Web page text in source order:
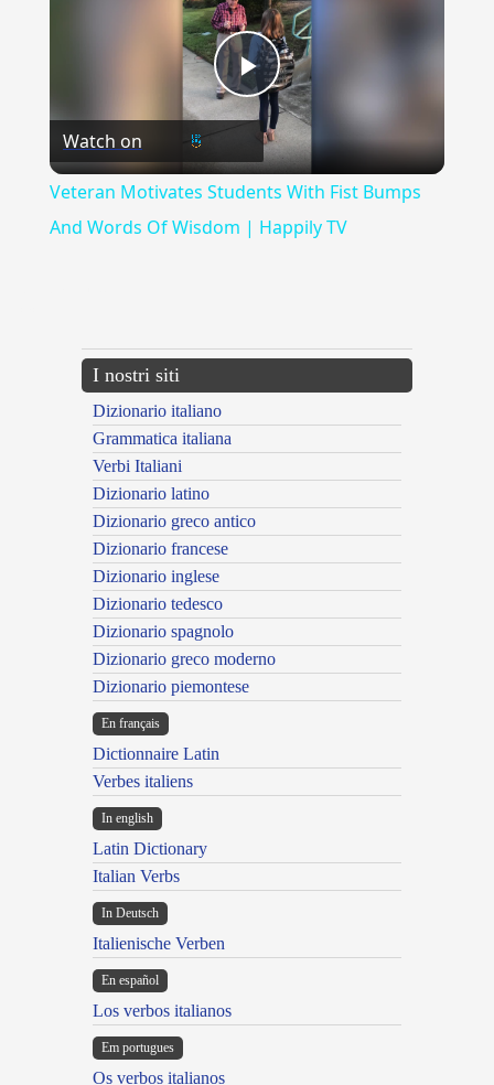
Play
Video
Watch on
Veteran Motivates Students With Fist Bumps
And Words Of Wisdom | Happily TV
I nostri siti
Dizionario italiano
Grammatica italiana
Verbi Italiani
Dizionario latino
Dizionario greco antico
Dizionario francese
Dizionario inglese
Dizionario tedesco
Dizionario spagnolo
Dizionario greco moderno
Dizionario piemontese
En français
Dictionnaire Latin
Verbes italiens
In english
Latin Dictionary
Italian Verbs
In Deutsch
Italienische Verben
En español
Los verbos italianos
Em portugues
Os verbos italianos